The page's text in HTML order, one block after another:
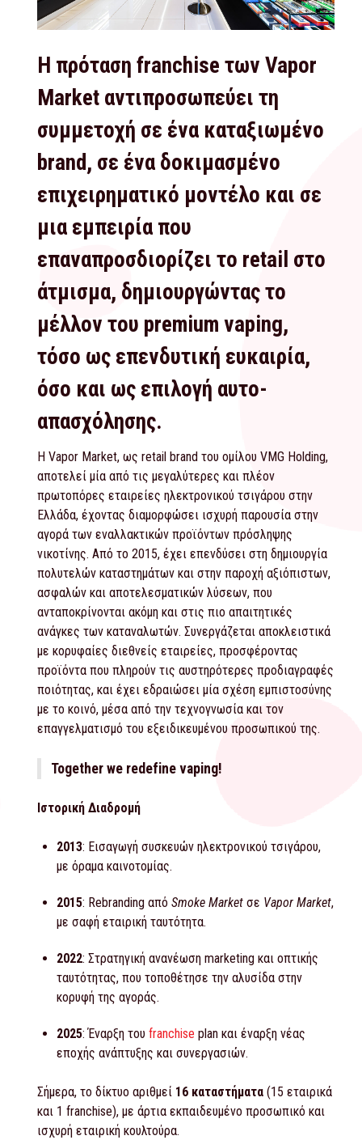
Η πρόταση franchise των Vapor
Market αντιπροσωπεύει τη
συμμετοχή σε ένα καταξιωμένο
brand, σε ένα δοκιμασμένο
επιχειρηματικό μοντέλο και σε
μια εμπειρία που
επαναπροσδιορίζει το retail στο
άτμισμα, δημιουργώντας το
μέλλον του premium vaping,
τόσο ως επενδυτική ευκαιρία,
όσο και ως επιλογή αυτο-
απασχόλησης.
Η Vapor Market, ως retail brand του ομίλου VMG Holding,
αποτελεί μία από τις μεγαλύτερες και πλέον
πρωτοπόρες εταιρείες ηλεκτρονικού τσιγάρου στην
Ελλάδα, έχοντας διαμορφώσει ισχυρή παρουσία στην
αγορά των εναλλακτικών προϊόντων πρόσληψης
νικοτίνης. Από το 2015, έχει επενδύσει στη δημιουργία
πολυτελών καταστημάτων και στην παροχή αξιόπιστων,
ασφαλών και αποτελεσματικών λύσεων, που
ανταποκρίνονται ακόμη και στις πιο απαιτητικές
ανάγκες των καταναλωτών. Συνεργάζεται αποκλειστικά
με κορυφαίες διεθνείς εταιρείες, προσφέροντας
προϊόντα που πληρούν τις αυστηρότερες προδιαγραφές
ποιότητας, και έχει εδραιώσει μία σχέση εμπιστοσύνης
με το κοινό, μέσα από την τεχνογνωσία και τον
επαγγελματισμό του εξειδικευμένου προσωπικού της.
Together we redefine vaping!
Ιστορική Διαδρομή
2013: Εισαγωγή συσκευών ηλεκτρονικού τσιγάρου,
με όραμα καινοτομίας.
2015: Rebranding από Smoke Market σε Vapor Market,
με σαφή εταιρική ταυτότητα.
2022: Στρατηγική ανανέωση marketing και οπτικής
ταυτότητας, που τοποθέτησε την αλυσίδα στην
κορυφή της αγοράς.
2025: Έναρξη του franchise plan και έναρξη νέας
εποχής ανάπτυξης και συνεργασιών.
Σήμερα, το δίκτυο αριθμεί 16 καταστήματα (15 εταιρικά
και 1 franchise), με άρτια εκπαιδευμένο προσωπικό και
ισχυρή εταιρική κουλτούρα.